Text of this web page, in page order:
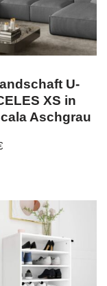
U-
XS in
Aschgrau